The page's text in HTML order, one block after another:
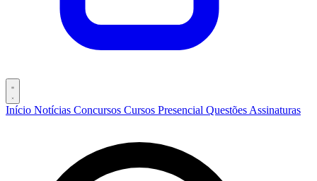
Início Notícias Concursos Cursos Presencial Questões Assinaturas